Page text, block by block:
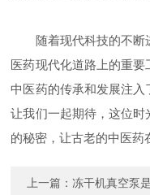
随着现代科技的不断
医药现代化道路上的重
中医药的传承和发展注入
让我们一起期待，这位
的秘密，让古老的中医药
上一篇：冻干机真空泵